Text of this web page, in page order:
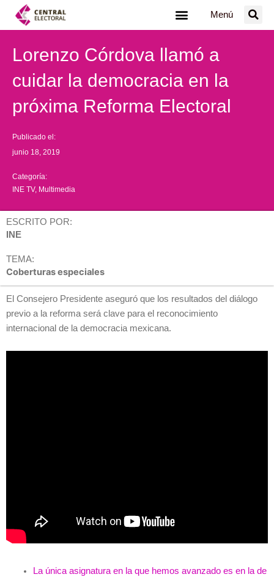
Menú
Lorenzo Córdova llamó a
cuidar la democracia en la
próxima Reforma Electoral
Publicado el:
junio 18, 2019
Categoría:
INE TV, Multimedia
ESCRITO POR:
INE
TEMA:
Coberturas especiales
El Consejero Presidente aseguró que los resultados del diálogo
previo a la reforma será clave para el reconocimiento
internacional de la democracia mexicana.
Laúnica asignatura en la que hemos avanzado es en la de